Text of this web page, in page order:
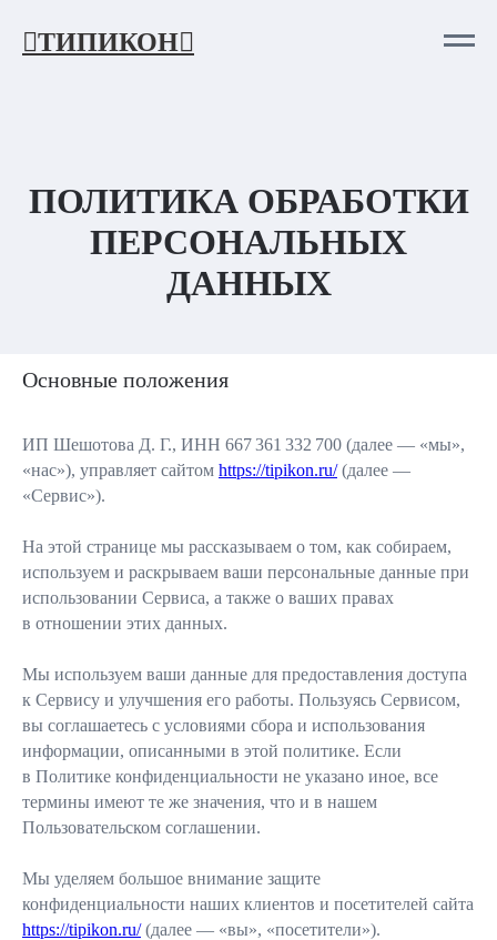
ТИПИКОН
ПОЛИТИКА ОБРАБОТКИ
ПЕРСОНАЛЬНЫХ
ДАННЫХ
Основные положения
ИП Шешотова Д. Г., ИНН 667 361 332 700 (далее — «мы»,
«нас»), управляет сайтом https://tipikon.ru/(далее —
«Сервис»).
На этой странице мы рассказываем о том, как собираем,
используем и раскрываем ваши персональные данные при
использовании Сервиса, а также о ваших правах
в отношении этих данных.
Мы используем ваши данные для предоставления доступа
к Сервису и улучшения его работы. Пользуясь Сервисом,
вы соглашаетесь с условиями сбора и использования
информации, описанными в этой политике. Если
в Политике конфиденциальности не указано иное, все
термины имеют те же значения, что и в нашем
Пользовательском соглашении.
Мы уделяем большое внимание защите
конфиденциальности наших клиентов и посетителей сайта
https://tipikon.ru/(далее — «вы», «посетители»).